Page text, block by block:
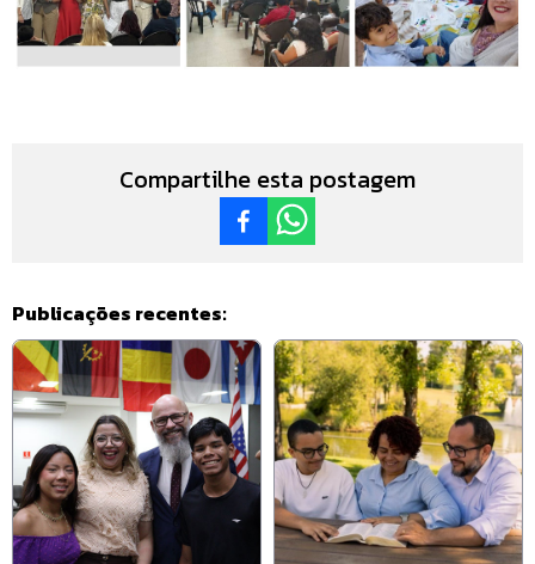
Compartilhe esta postagem
Publicações recentes: